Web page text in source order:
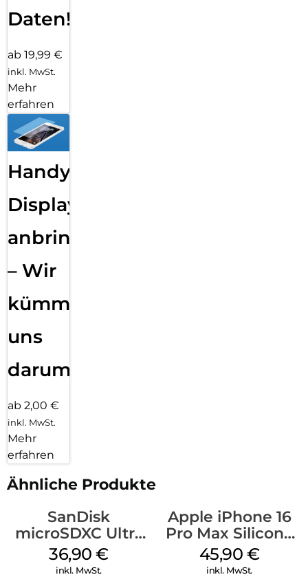
Daten!
ab 19,99 €
inkl. MwSt.
Mehr
erfahren
Handy
Displayfolie
anbringen
– Wir
kümmern
uns
darum!
ab 2,00 €
inkl. MwSt.
Mehr
erfahren
Ähnliche Produkte
SanDisk
microSDXC Ultra
128 GB + Adapter
Mobile
36,90€
inkl. MwSt.
Apple iPhone 16
Pro Max Silicone
Case MagSafe
Ultramarine
45,90 €
inkl. MwSt.